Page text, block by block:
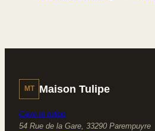
MT Maison Tulipe
Cave la tulipe
54 Rue de la Gare, 33290 Parempuyre